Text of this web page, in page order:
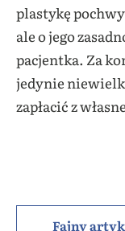
plastykę
ale o jego
pacjentka. Za
jedynie
zapłacić z
Fajny